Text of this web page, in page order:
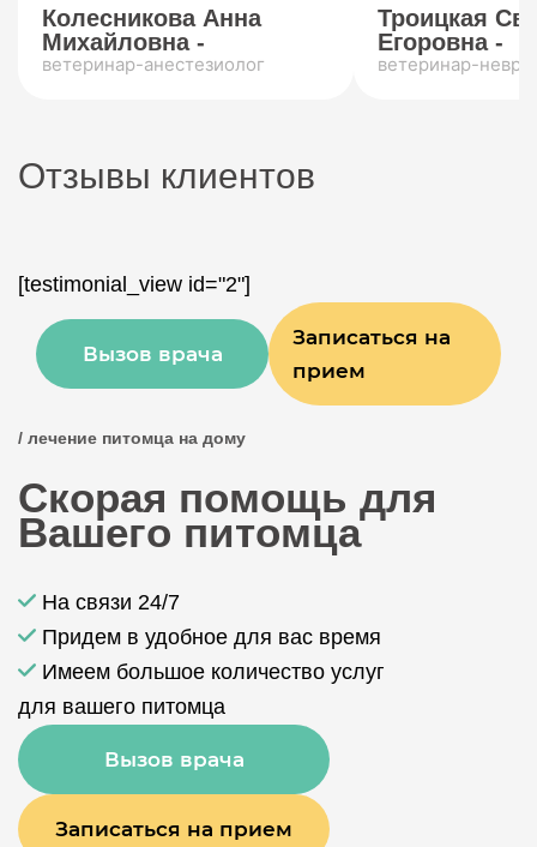
Колесникова Анна
Михайловна -
ветеринар-анестезиолог
Троицкая
Егоровна -
ветеринар-
Отзывы клиентов
[testimonial_view id="2"]
Вызов врача
Записаться на
прием
/ лечение питомца на дому
Скорая помощь для
Вашего питомца
На связи 24/7
Придем в удобное для вас время
Имеем большое количество услуг
для вашего питомца
Вызов врача
Записаться на прием